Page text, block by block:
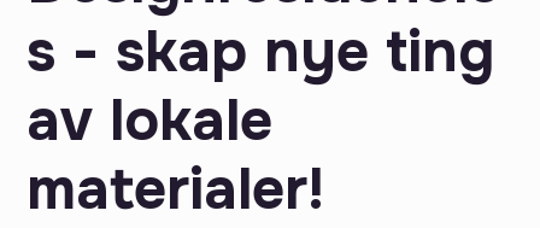
s - skap nye ting
av lokale
materialer!